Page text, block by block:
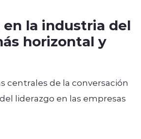
en la industria del
horizontal y
centrales de la conversación
liderazgo en las empresas